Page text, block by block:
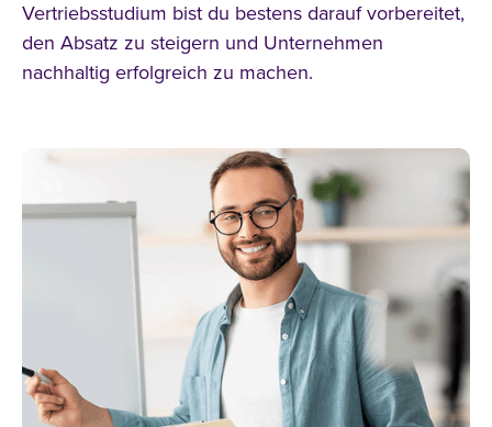
Vertriebsstudium bist du bestens darauf vorbereitet,
den Absatz zu steigern und Unternehmen
nachhaltig erfolgreich zu machen.
alle Filter zurücksetzen